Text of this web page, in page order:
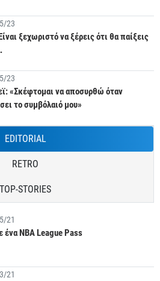
23
ξεχωριστό να ξέρεις ότι θα παίξεις
23
«Σκέφτομαι να αποσυρθώ όταν
το συμβόλαιό μου»
EDITORIAL
RETRO
TOP-STORIES
21
ένα NBA League Pass
21